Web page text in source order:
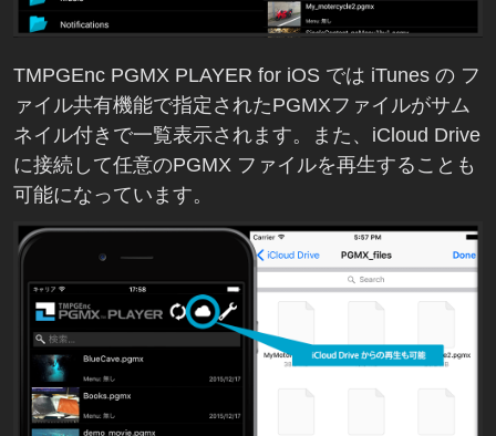
TMPGEnc PGMX PLAYER for iOS では iTunes の フ
ァイル共有機能で指定されたPGMXファイルがサム
ネイル付きで一覧表示されます。また、iCloud Drive
に接続して任意のPGMX ファイルを再生することも
可能になっています。